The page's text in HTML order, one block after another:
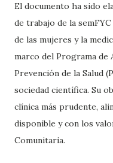
El documento ha sido
de trabajo de la
de las mujeres y la
marco del Programa de
Prevención de la Salud
sociedad científica. Su
clínica más prudente,
disponible y con los
Comunitaria.